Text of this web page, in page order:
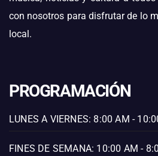
con nosotros para disfrutar de lo
local.
PROGRAMACIÓN
LUNES A VIERNES: 8:00 AM -
FINES DE SEMANA: 10:00 AM -